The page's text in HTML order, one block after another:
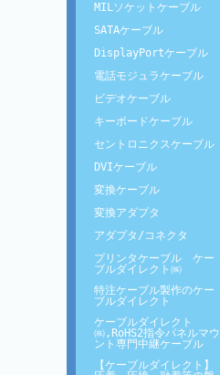
MILソケットケーブル
SATAケーブル
DisplayPortケーブル
電話モジュラケーブル
ビデオケーブル
キーボードケーブル
セントロニクスケーブル
DVIケーブル
変換ケーブル
変換アダプタ
アダプタ/コネクタ
プリンタケーブル ケー
ブルダイレクト㈱
特注ケーブル製作のケー
ブルダイレクト
ケーブルダイレクト
㈱,RoHS2指令パネルマウ
ント専門中継ケーブル
【ケーブルダイレクト】